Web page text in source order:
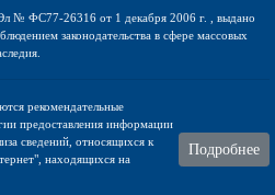
№ ФС77-26316 от 1 декабря 2006 г. , выдано
законодательства в сфере массовых
рекомендательные
предоставления информации
сведений, относящихся к
находящихся на
Подробнее